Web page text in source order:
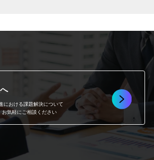
における課題解決について
お気軽にご相談ください